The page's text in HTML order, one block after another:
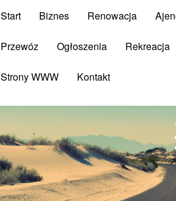
Start Biznes Renowacja
Przewóz Ogłoszenia Rekreacja
Strony WWW Kontakt